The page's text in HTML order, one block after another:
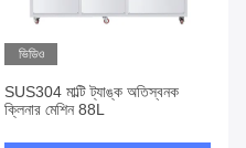
ভিডিও
SUS304 মাল্টি ট্যাঙ্ক অতিস্বনক
ক্লিনার মেশিন 88L